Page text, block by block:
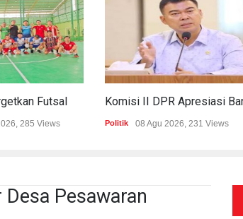
285 Views Politik 08 Agu 2026, 231 Views
Pesawaran